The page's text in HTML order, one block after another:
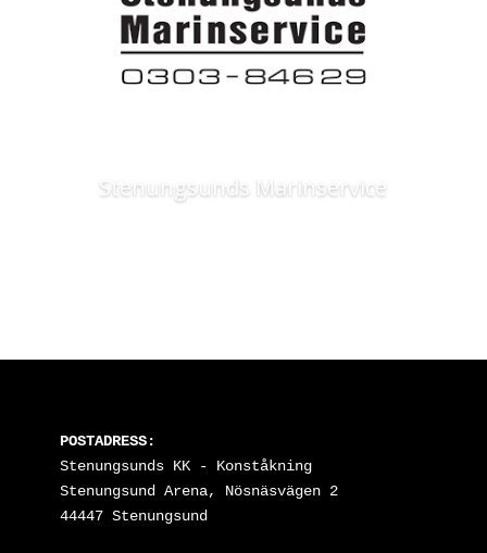
Stenungsunds Marinservice
POSTADRESS:
Stenungsunds KK - Konståkning
Stenungsund Arena, Nösnäsvägen 2
44447 Stenungsund